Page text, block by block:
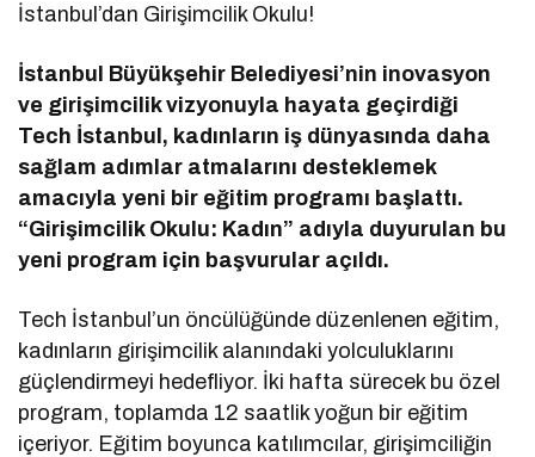
İstanbul’dan Girişimcilik Okulu!
İstanbul Büyükşehir Belediyesi’nin inovasyon
ve girişimcilik vizyonuyla hayata geçirdiği
Tech İstanbul, kadınların iş dünyasında daha
sağlam adımlar atmalarını desteklemek
amacıyla yeni bir eğitim programı başlattı.
“Girişimcilik Okulu: Kadın” adıyla duyurulan bu
yeni program için başvurular açıldı.
Tech İstanbul’un öncülüğünde düzenlenen eğitim,
kadınların girişimcilik alanındaki yolculuklarını
güçlendirmeyi hedefliyor. İki hafta sürecek bu özel
program, toplamda 12 saatlik yoğun bir eğitim
içeriyor. Eğitim boyunca katılımcılar, girişimciliğin